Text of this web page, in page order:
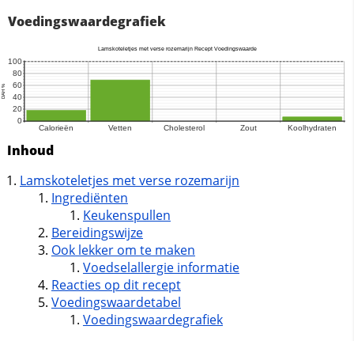
Voedingswaardegrafiek
Inhoud
Lamskoteletjes met verse rozemarijn
Ingrediënten
Keukenspullen
Bereidingswijze
Ook lekker om te maken
Voedselallergie informatie
Reacties op dit recept
Voedingswaardetabel
Voedingswaardegrafiek